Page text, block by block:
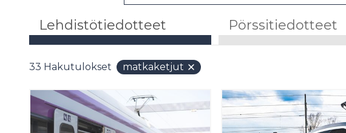
Lehdistötiedotteet Pörssitiedotteet
33 Hakutulokset matkaketjut